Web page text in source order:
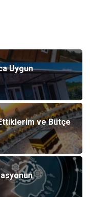
Uygun
ve Bütçe